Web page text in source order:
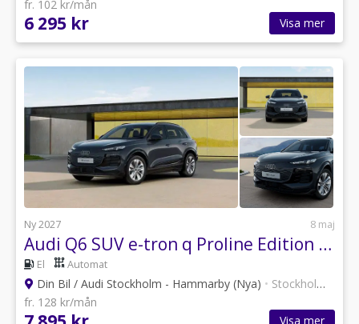
fr. 102 kr/mån
6 295 kr Visa mer
Ny 2027 8 maj
Audi Q6 SUV e-tron q Proline Edition 315,00 kW *Privatleasing*
El Automat
Din Bil / Audi Stockholm - Hammarby (Nya) • Stockholm
fr. 128 kr/mån
Visa mer